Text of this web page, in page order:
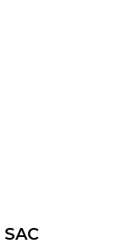
SAC